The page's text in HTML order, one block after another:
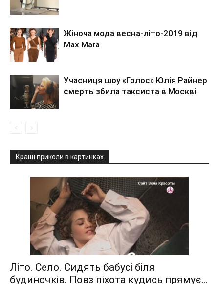
Жіноча мода весна-літо-2019 від
Max Mara
Учасниця шоу «Голос» Юлія Райнер
смерть збила таксиста в Москві.
Кращі приколи в картинках
Літо. Село. Сидять бабусі біля
будиночків. Повз піхота кудись прямує…